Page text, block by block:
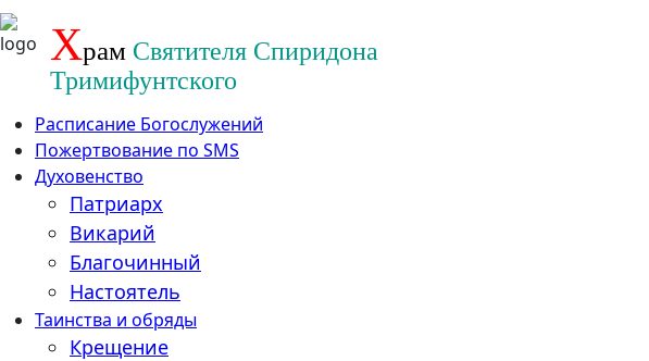
Перейти
к
содержанию
Храм Святителя Спиридона
Тримифунтского
Расписание Богослужений
Пожертвование по SMS
Духовенство
Патриарх
Викарий
Благочинный
Настоятель
Таинства и обряды
Крещение